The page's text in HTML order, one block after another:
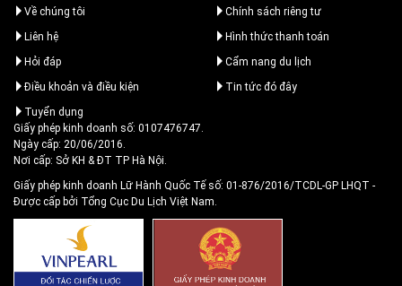
Về chúng tôi
Chính sách riêng tư
Liên hệ
Hình thức thanh toán
Hỏi đáp
Cẩm nang du lịch
Điều khoản và điều kiện
Tin tức đó đây
Tuyển dụng
Giấy phép kinh doanh số: 0107476747.
Ngày cấp: 20/06/2016.
Nơi cấp: Sở KH & ĐT TP Hà Nội.
Giấy phép kinh doanh Lữ Hành Quốc Tế số: 01-876/2016/TCDL-GP LHQT -
Được cấp bởi Tổng Cục Du Lịch Việt Nam.